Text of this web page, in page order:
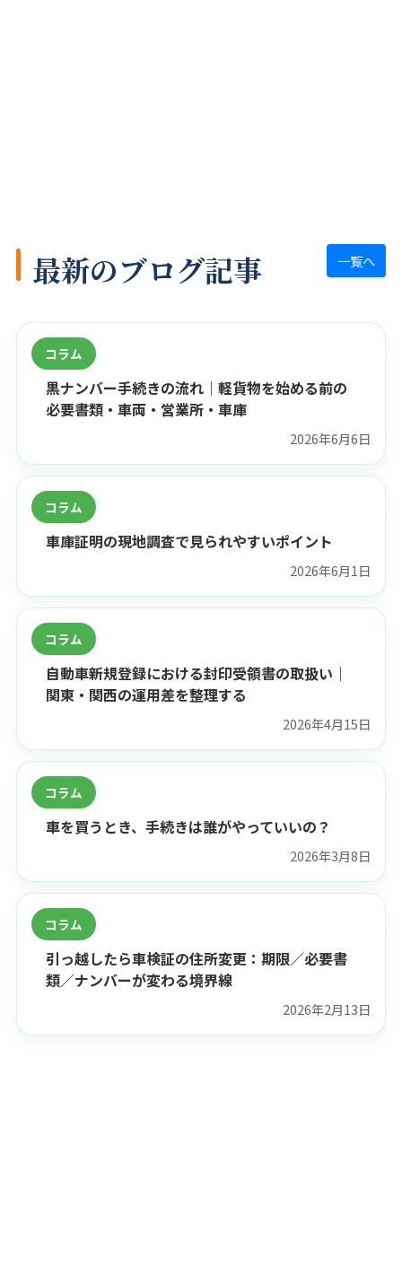
最新のブログ記事 一覧へ
コラム
黒ナンバー手続きの流れ｜軽貨物を始める前の
必要書類・車両・営業所・車庫
2026年6月6日
コラム
車庫証明の現地調査で見られやすいポイント
2026年6月1日
コラム
自動車新規登録における封印受領書の取扱い｜
関東・関西の運用差を整理する
2026年4月15日
コラム
車を買うとき、手続きは誰がやっていいの？
2026年3月8日
コラム
引っ越したら車検証の住所変更：期限／必要書
類／ナンバーが変わる境界線
2026年2月13日